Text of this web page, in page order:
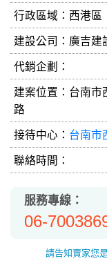
行政區域：西港區
建設公司： 廣吉建
代銷企劃：
建案位置：台南市
路
接待中心： 台南市
聯絡時間：
服務專線：
06-
請告知賣家您